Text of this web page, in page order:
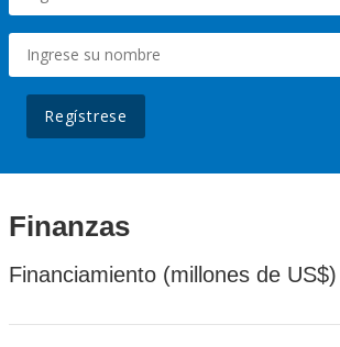
Regístrese
Finanzas
Financiamiento (millones de US$)